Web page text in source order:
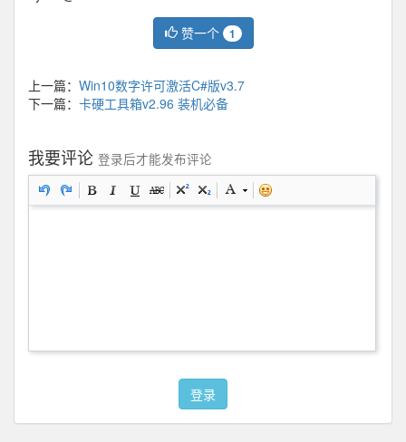
赞一个 1
上一篇： Win10数字许可激活C#版v3.7
下一篇： 卡硬工具箱v2.96 装机必备
我要评论 登录后才能发布评论
登录